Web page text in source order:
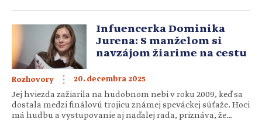
rodičom. Nie všetky sú správne ani dobré. Ak sa v nich
chceme zorientovať a nájsť svoju cestu, mali by sme vedieť,
o čom vlastne […]
Infuencerka Dominika
Jurena: S manželom si
navzájom žiarime na cestu
Rozhovory 20. decembra 2025
Jej hviezda zažiarila na hudobnom nebi v roku 2009, keď sa
dostala medzi finálovú trojicu známej speváckej súťaže. Hoci
má hudbu a vystupovanie aj naďalej rada, priznáva, že